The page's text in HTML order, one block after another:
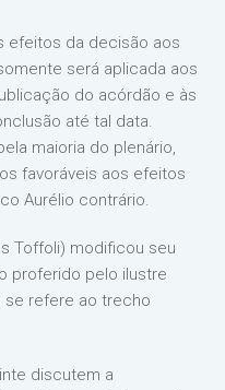
efeitos da decisão aos
será aplicada aos
do acórdão e às
até tal data.
maioria do plenário,
favoráveis aos efeitos
Aurélio contrário.
Toffoli) modificou seu
proferido pelo ilustre
se refere ao trecho
discutem a